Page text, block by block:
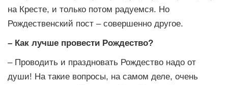
на Кресте, и только потом радуемся. Но
Рождественский пост – совершенно другое.
– Как лучше провести Рождество?
– Проводить и праздновать Рождество надо от
души! На такие вопросы, на самом деле, очень